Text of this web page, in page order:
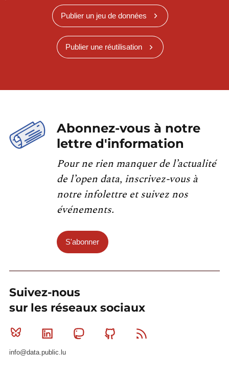
Publier un jeu de données
Publier une réutilisation
Abonnez-vous à notre
lettre d'information
Pour ne rien manquer de l’actualité
de l’open data, inscrivez-vous à
notre infolettre et suivez nos
événements.
S'abonner
Suivez-nous
sur les réseaux sociaux
Bluesky Linkedin MastodonGithub
info@data.public.lu